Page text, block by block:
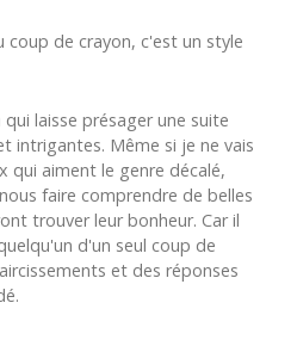
coup de crayon, c'est un style
laisse présager une suite
intrigantes. Même si je ne vais
qui aiment le genre décalé,
faire comprendre de belles
trouver leur bonheur. Car il
d'un seul coup de
et des réponses